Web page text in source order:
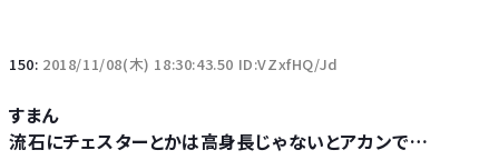
150: 2018/11/08(木) 18:30:43.50 ID:VZxfHQ/Jd
すまん
流石にチェスターとかは高身長じゃないとアカンで…